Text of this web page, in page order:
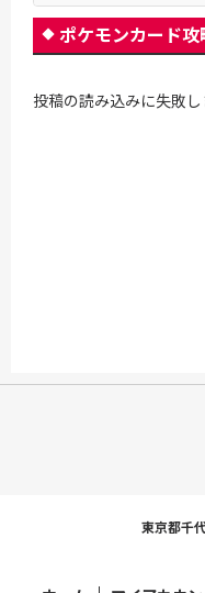
ポケモンカード攻
投稿の読み込みに失敗し
東京都千